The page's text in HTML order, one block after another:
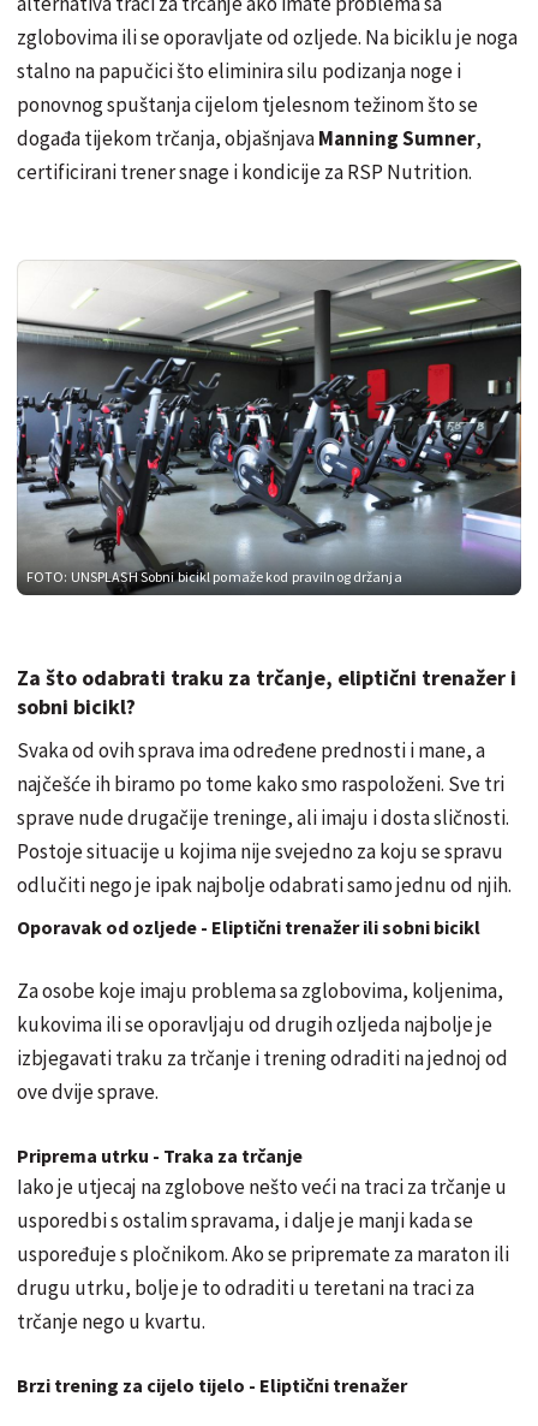
zglobovima ili se oporavljate od ozljede. Na biciklu je noga
stalno na papučici što eliminira silu podizanja noge i
ponovnog spuštanja cijelom tjelesnom težinom što se
događa tijekom trčanja, objašnjavaManning Sumner,
certificirani trener snage i kondicije za RSP Nutrition.
FOTO: UNSPLASHSobni bicikl pomaže kod pravilnog držanja
Za što odabrati traku za trčanje, eliptični trenažer i
sobni bicikl?
Svaka od ovih sprava ima određene prednosti i mane, a
najčešće ih biramo po tome kako smo raspoloženi. Sve tri
sprave nude drugačije treninge, ali imaju i dosta sličnosti.
Postoje situacije u kojima nije svejedno za koju se spravu
odlučiti nego je ipak najbolje odabrati samo jednu od njih.
Oporavak od ozljede - Eliptični trenažer ili sobni bicikl
Za osobe koje imaju problema sa zglobovima, koljenima,
kukovima ili se oporavljaju od drugih ozljeda najbolje je
izbjegavati traku za trčanje i trening odraditi na jednoj od
ove dvije sprave.
Priprema utrku - Traka za trčanje
Iako je utjecaj na zglobove nešto veći na traci za trčanje u
usporedbi s ostalim spravama, i dalje je manji kada se
uspoređuje s pločnikom. Ako se pripremate za maraton ili
drugu utrku, bolje je to odraditi u teretani na traci za
trčanje nego u kvartu.
Brzi trening za cijelo tijelo - Eliptični trenažer